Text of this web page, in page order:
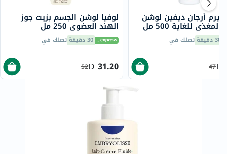
لوفيا لوشن الجسم بزيت جوز
الهند العضوي 250 مل
30 دقيقة تصلك في
31.20
52
أرجان ديفين لوشن
للغاية 500 مل
30 دقيقة تصلك في
47